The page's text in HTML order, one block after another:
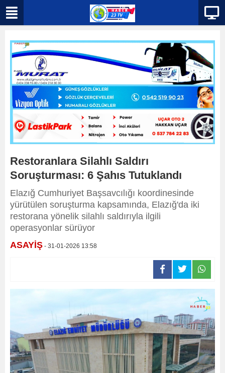
Restoranlara Silahlı Saldırı
Soruşturması: 6 Şahıs Tutuklandı
Elazığ Cumhuriyet Başsavcılığı koordinesinde
yürütülen soruşturma kapsamında, Elazığ'da iki
restorana yönelik silahlı saldırıyla ilgili
operasyonlar sürüyor
ASAYİŞ - 31-01-2026 13:58